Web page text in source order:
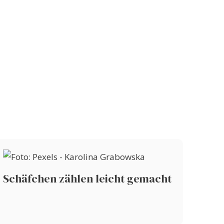
Schäfchen zählen leicht gemacht